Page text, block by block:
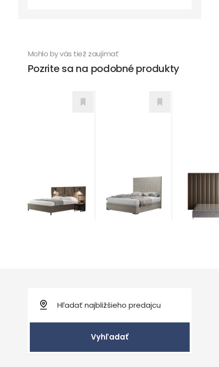
Mohlo by vás tiež zaujímať
Pozrite sa na podobné produkty
Postele
od 1.510,00€
od 1.257,00€
Wall
Vyhľadať